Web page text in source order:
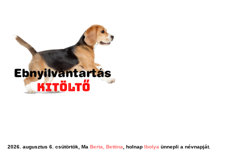
2026. augusztus 6. csütörtök, Ma Berta, Bettina , holnap Ibolya ünnepli a névnapját.